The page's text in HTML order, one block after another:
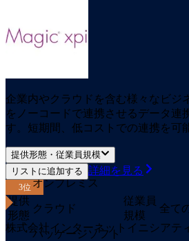
企業内やクラウドを含む様々なビジ
をノーコードで連携させるデータ連
す。短期間、低コストでの連携を可
提供形態・従業員規模
提供
形態
オンプレミス
クラウド
パッケージソフト
従業員
規模
全て
リストに追加する 詳細を見る
3位
株式会社インターネットイニシアテ